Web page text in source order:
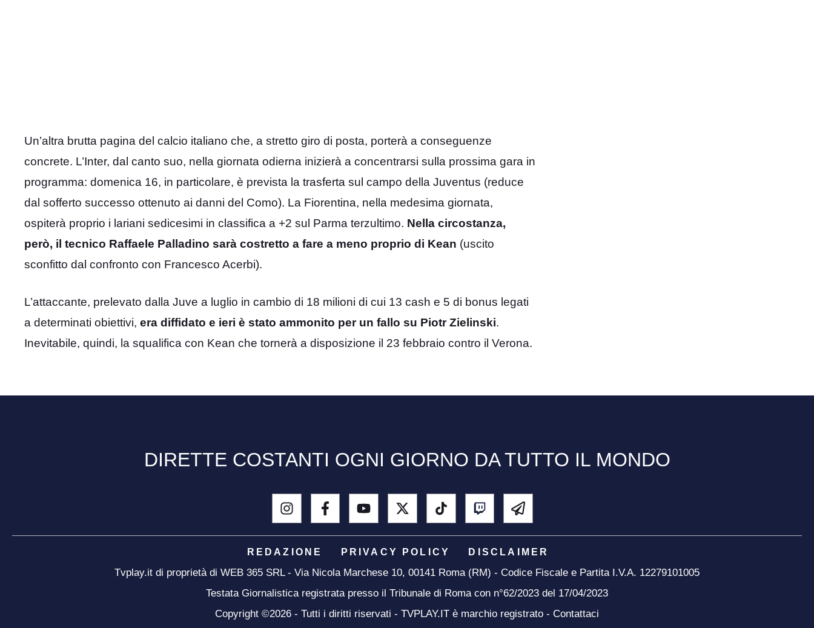
Un’altra brutta pagina del calcio italiano che, a stretto giro di posta, porterà a conseguenze
concrete. L’Inter, dal canto suo, nella giornata odierna inizierà a concentrarsi sulla prossima gara in
programma: domenica 16, in particolare, è prevista la trasferta sul campo della Juventus (reduce
dal sofferto successo ottenuto ai danni del Como). La Fiorentina, nella medesima giornata,
ospiterà proprio i lariani sedicesimi in classifica a +2 sul Parma terzultimo. Nella circostanza,
però, il tecnico Raffaele Palladino sarà costretto a fare a meno proprio di Kean (uscito
sconfitto dal confronto con Francesco Acerbi).
L’attaccante, prelevato dalla Juve a luglio in cambio di 18 milioni di cui 13 cash e 5 di bonus legati
a determinati obiettivi, era diffidato e ieri è stato ammonito per un fallo su Piotr Zielinski.
Inevitabile, quindi, la squalifica con Kean che tornerà a disposizione il 23 febbraio contro il Verona.
DIRETTE COSTANTI OGNI GIORNO DA TUTTO IL MONDO
REDAZIONE PRIVACY POLICY DISCLAIMER
Tvplay.it di proprietà di WEB 365 SRL - Via Nicola Marchese 10, 00141 Roma (RM) - Codice Fiscale e Partita I.V.A. 12279101005
Testata Giornalistica registrata presso il Tribunale di Roma con n°62/2023 del 17/04/2023
Copyright ©2026 - Tutti i diritti riservati - TVPLAY.IT è marchio registrato - Contattaci